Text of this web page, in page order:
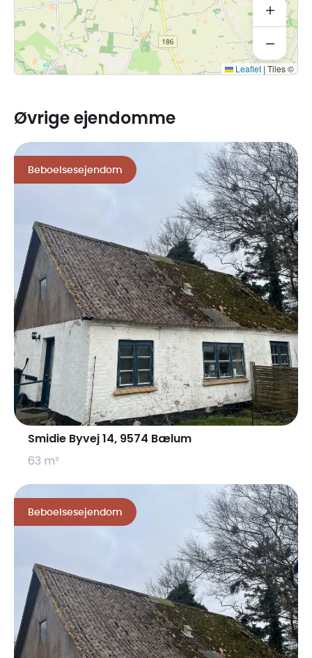
Arealet ifølge tingbogen udgør 724 m² + 907 m², i alt 1.631
m².
Boligarealet ifølge BBR-ejermeddelelse udgør 176 m².
Leaflet | Tiles ©
Øvrige ejendomme
Beboelsesejendom
Smidie Byvej 14, 9574 Bælum
63 m²
Beboelsesejendom